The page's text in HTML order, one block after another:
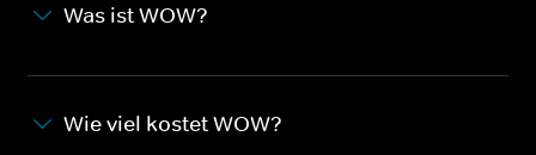
Was ist WOW?
Wie viel kostet WOW?